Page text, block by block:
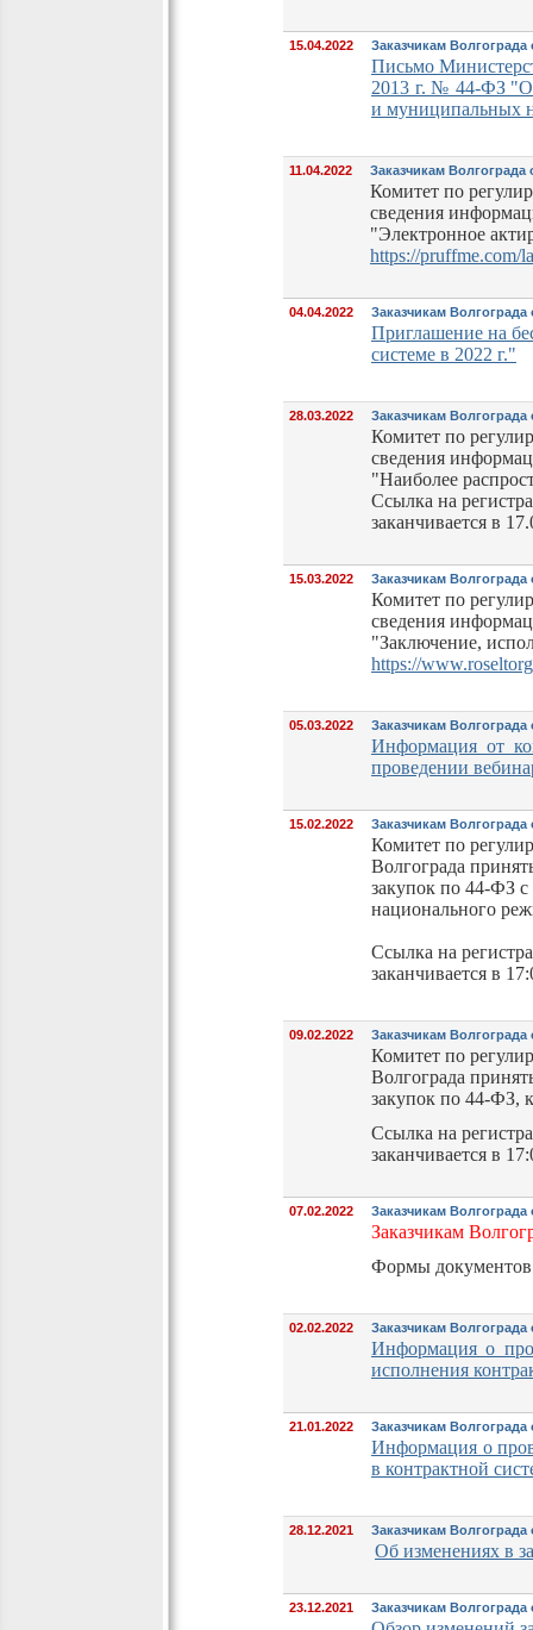
15.04.2022 Заказчикам Волгограда
Письмо
2013 г. № 44-ФЗ "О
и муниципальных
11.04.2022 Заказчикам
Комитет по
сведения
"Электронное
https://pruffme.com/
04.04.2022 Заказчикам
Приглашение на
системе в 2022 г."
28.03.2022 Заказчикам
Комитет по
сведения
"Наиболее
Ссылка на
заканчивается в
15.03.2022 Заказчикам
Комитет по
сведения
"Заключение,
https://
05.03.2022 Заказчикам
Информация от
проведении
15.02.2022 Заказчикам
Комитет по
Волгограда
закупок по 44-ФЗ с
национального
Ссылка на
заканчивается в
09.02.2022 Заказчикам
Комитет по
Волгограда
закупок по 44-ФЗ,
Ссылка на
заканчивается в
07.02.2022 Заказчикам Волгограда
Заказчикам
Формы
02.02.2022 Заказчикам
Информация о
исполнения
21.01.2022 Заказчикам
Информация о
в контрактной
28.12.2021 Заказчикам Волгограда
Об изменениях в
23.12.2021 Заказчикам Волгограда